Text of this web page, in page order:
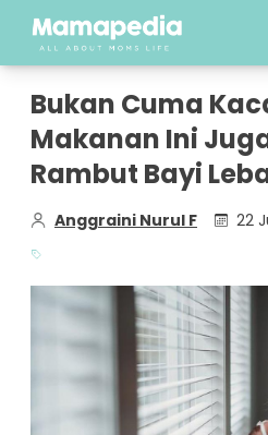
Bukan Cuma
Makanan Ini
Rambut Bayi
Anggraini Nurul F 22